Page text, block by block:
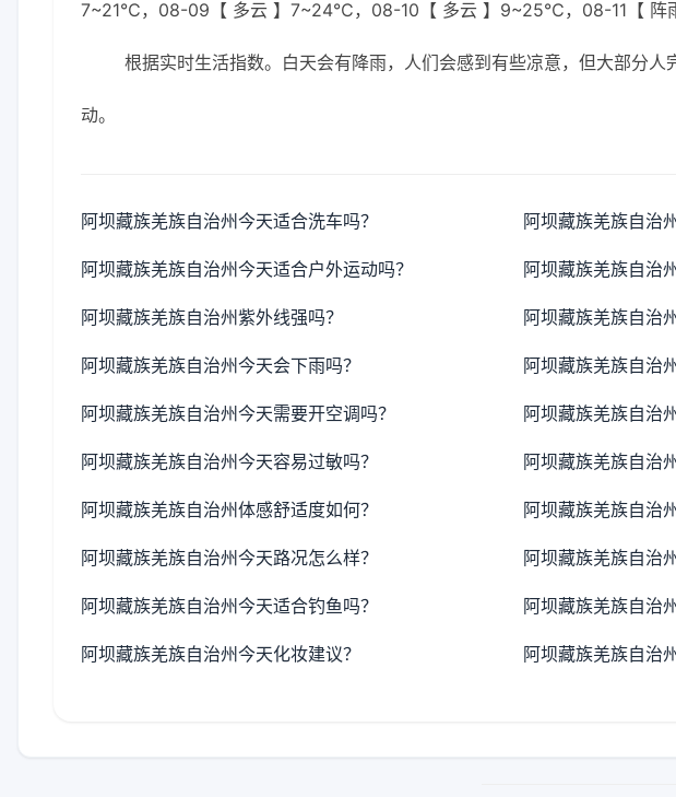
7~21℃，08-09【 多云 】7~24℃，08-10【 多云 】9~25℃，08-11【 阵
根据实时生活指数。白天会有降雨，人们会感到有些凉意，但大部分
动。
阿坝藏族羌族自治州今天适合洗车吗？ 阿坝藏族羌族自治
阿坝藏族羌族自治州今天适合户外运动吗？ 阿坝藏族羌族自治
阿坝藏族羌族自治州紫外线强吗？ 阿坝藏族羌族自治
阿坝藏族羌族自治州今天会下雨吗？ 阿坝藏族羌族自治
阿坝藏族羌族自治州今天需要开空调吗？ 阿坝藏族羌族自治
阿坝藏族羌族自治州今天容易过敏吗？ 阿坝藏族羌族自治
阿坝藏族羌族自治州体感舒适度如何？ 阿坝藏族羌族自治
阿坝藏族羌族自治州今天路况怎么样？ 阿坝藏族羌族自治
阿坝藏族羌族自治州今天适合钓鱼吗？ 阿坝藏族羌族自治
阿坝藏族羌族自治州今天化妆建议？ 阿坝藏族羌族自治